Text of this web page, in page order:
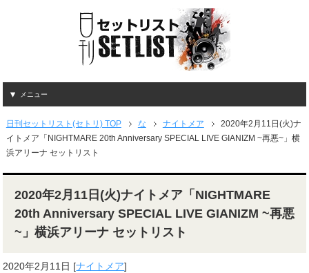
メニュー
日刊セットリスト(セトリ) TOP な ナイトメア
2020年2月11日(火)ナ
イトメア「NIGHTMARE 20th Anniversary SPECIAL LIVE GIANIZM ~再悪~」横
浜アリーナ セットリスト
2020年2月11日(火)ナイトメア「NIGHTMARE
20th Anniversary SPECIAL LIVE GIANIZM ~再悪
~」横浜アリーナ セットリスト
2020年2月11日 [ナイトメア]